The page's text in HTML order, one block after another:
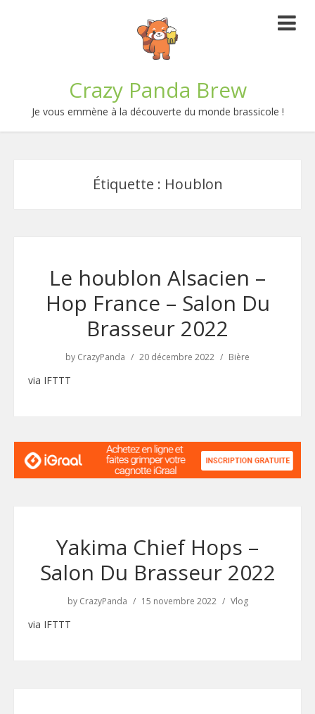
Crazy Panda Brew
Je vous emmène à la découverte du monde brassicole !
Étiquette : Houblon
Le houblon Alsacien –
Hop France – Salon Du
Brasseur 2022
by CrazyPanda 20 décembre 2022 Bière
via IFTTT
Yakima Chief Hops –
Salon Du Brasseur 2022
by CrazyPanda 15 novembre 2022 Vlog
via IFTTT